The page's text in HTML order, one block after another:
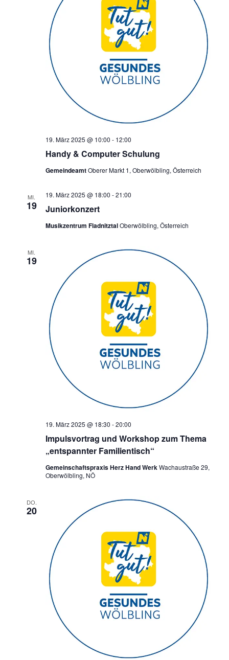
Handy & Computer Schulung
19. März 2025 @ 10:00 - 12:00
GemeindeamtOberer Markt 1, Oberwölbling, Österreich
MI.
19 Juniorkonzert
19. März 2025 @ 18:00 -21:00
Musikzentrum FladnitztalOberwölbling, Österreich
MI.
19
Impulsvortrag und Workshop zum Thema
„entspannter Familientisch“
19. März 2025 @ 18:30 -20:00
Gemeinschaftspraxis Herz Hand WerkWachaustraße 29,
Oberwölbling, NÖ
DO.
20